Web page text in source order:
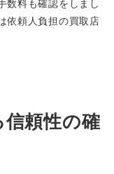
数料も確認をしまし
依頼人負担の買取店
頼性の確